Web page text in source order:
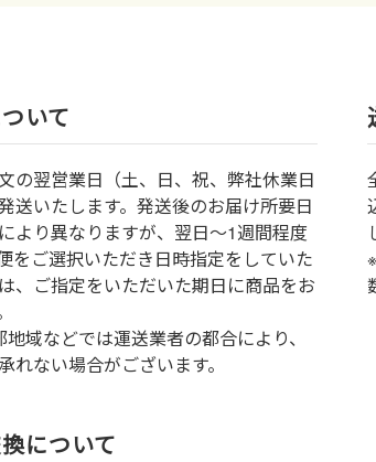
いて
の翌営業日（土、日、祝、弊社休業日
送いたします。発送後のお届け所要日
より異なりますが、翌日～1週間程度
をご選択いただき日時指定をしていた
、ご指定をいただいた期日に商品をお
域などでは運送業者の都合により、
れない場合がございます。
について